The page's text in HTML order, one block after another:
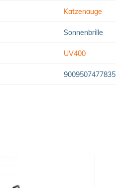
Katzenauge
Sonnenbrille
UV400
9009507477835